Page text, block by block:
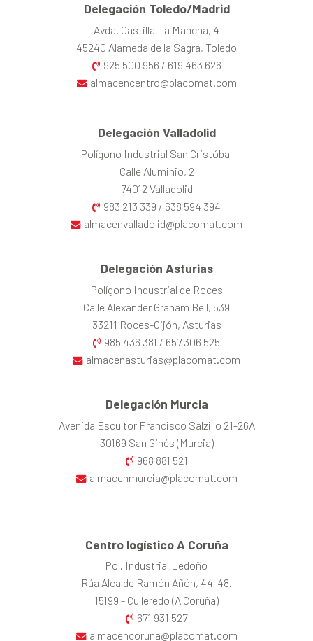
Delegación Toledo/Madrid
Avda. Castilla La Mancha, 4
45240 Alameda de la Sagra, Toledo
925 500 956 / 619 463 626
almacencentro@placomat.com
Delegación Valladolid
Polígono Industrial San Cristóbal
Calle Aluminio, 2
74012 Valladolid
983 213 339 / 638 594 394
almacenvalladolid@placomat.com
Delegación Asturias
Polígono Industrial de Roces
Calle Alexander Graham Bell, 539
33211 Roces-Gijón, Asturias
985 436 381 / 657 306 525
almacenasturias@placomat.com
Delegación Murcia
Avenida Escultor Francisco Salzillo 21-26A
30169 San Ginés (Murcia)
968 881 521
almacenmurcia@placomat.com
Centro logístico A Coruña
Pol. Industrial Ledoño
Rúa Alcalde Ramón Añón, 44-48.
15199 - Culleredo (A Coruña)
671 931 527
almacencoruna@placomat.com